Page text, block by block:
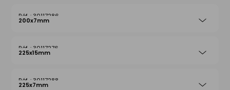
30117286
200x7mm
30117276
225x15mm
30117288
225x7mm